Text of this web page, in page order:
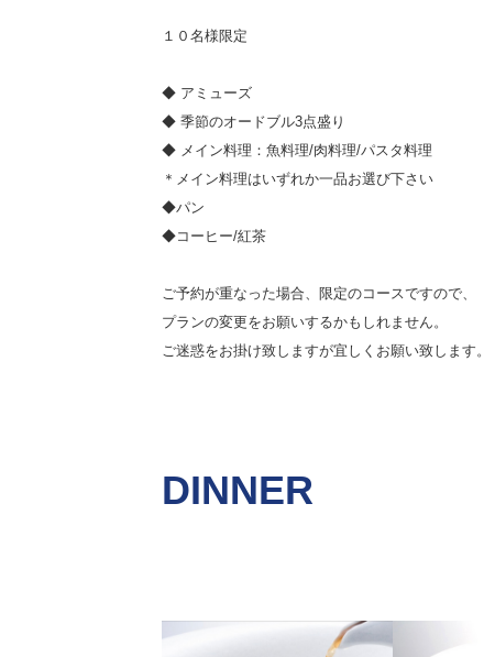
１０名様限定
◆ アミューズ
◆ 季節のオードブル3点盛り
◆ メイン料理：魚料理/肉料理/パスタ料理
＊メイン料理はいずれか一品お選び下さい
◆パン
◆コーヒー/紅茶
ご予約が重なった場合、限定のコースですので、
プランの変更をお願いするかもしれません。
ご迷惑をお掛け致しますが宜しくお願い致します。
DINNER